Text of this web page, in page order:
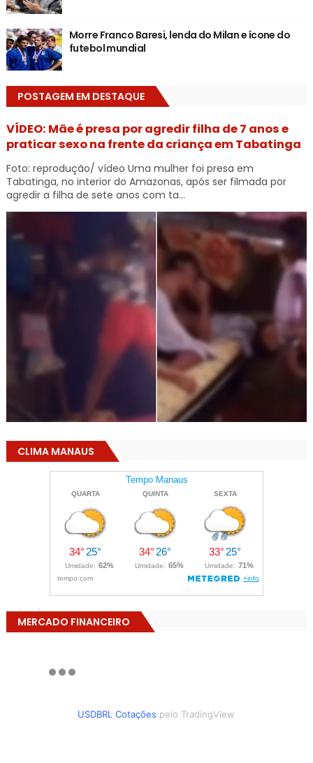
Morre Franco Baresi, lenda do Milan e ícone do
futebol mundial
POSTAGEM EM DESTAQUE
VÍDEO: Mãe é presa por agredir filha de 7 anos e
praticar sexo na frente da criança em Tabatinga
Foto: reprodução/ vídeo Uma mulher foi presa em
Tabatinga, no interior do Amazonas, após ser filmada por
agredir a filha de sete anos com ta...
CLIMA MANAUS
MERCADO FINANCEIRO
USDBRL Cotações pelo TradingView